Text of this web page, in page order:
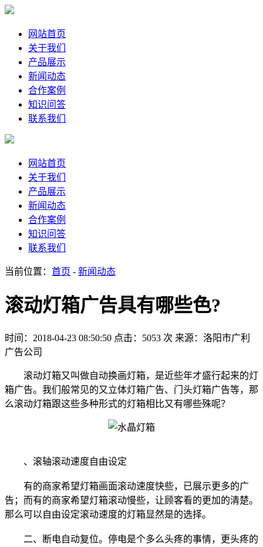
网站首页
关于我们
产品展示
新闻动态
合作案例
知识问答
联系我们
网站首页
关于我们
产品展示
新闻动态
合作案例
知识问答
联系我们
当前位置： 首页 - 新闻动态
滚动灯箱广告具有哪些色?
时间：2018-04-23 08:50:50 点击：5053 次 来源：洛阳市广利
广告公司
滚动灯箱又叫做自动换画灯箱，是近些年才盛行起来的灯
箱广告。我们般常见的又立体灯箱广告、门头灯箱广告等，那
么滚动灯箱跟这些多种形式的灯箱相比又有哪些殊呢？
、滚轴滚动速度自由设定
有的商家希望灯箱画面滚动速度快些，已展示更多的广
告；而有的商家希望灯箱滚动慢些，让顾客看的更加的清楚。
那么可以自由设定滚动速度的灯箱显然是的选择。
二、断电自动复位。停电是个多么头疼的事情，更头疼的